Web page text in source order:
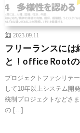
2023.09.11
フリーランスには
と！office Rootの
プロジェクトファシリテ
して10年以上システム開
統制プロジェクトなどさ
の […]